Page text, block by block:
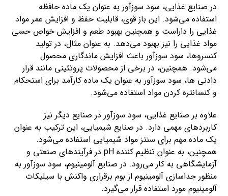
در صنایع غذایی، سود سوزآور به عنوان یک ماده حافظه
استفاده می‌شود. این باز قوی، قابلیت حفظ و افزایش عمر مواد
غذایی را داراست و همچنین بهبود طعم و افزایش خواص حسی
مواد غذایی را نیز بهبود می‌دهد. به عنوان مثال، در تولید
کنسروها، سود سوزآور باعث افزایش ماندگاری محصول
می‌شود. همچنین، در برخی از محصولات پروتئینی مانند قرار
دادنی ها، سود سوزآور به عنوان یک ماده کارآمد برای استحکام
و کنسانتره کردن مواد استفاده می‌شود.
علاوه بر صنایع غذایی، سود سوزآور در صنایع دیگر نیز
کاربردهای مهمی دارد. در صنایع شیمیایی، این ترکیب به عنوان
یک ماده مهم برای سنتز مواد شیمیایی استفاده می‌شود.
همچنین، به عنوان تنظیم کننده pH در فرآیندهای صنعتی و
آزمایشگاهی به کار می‌رود. در صنایع آلومینیوم، سود سوزآور به
منظور جداسازی آلومینیوم از بوم برقراری واکنش با سیلیکات
آلومینیوم مورد استفاده قرار می‌گیرد.